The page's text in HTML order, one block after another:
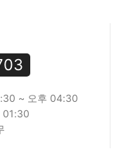
~ 오후 04:30
01:30